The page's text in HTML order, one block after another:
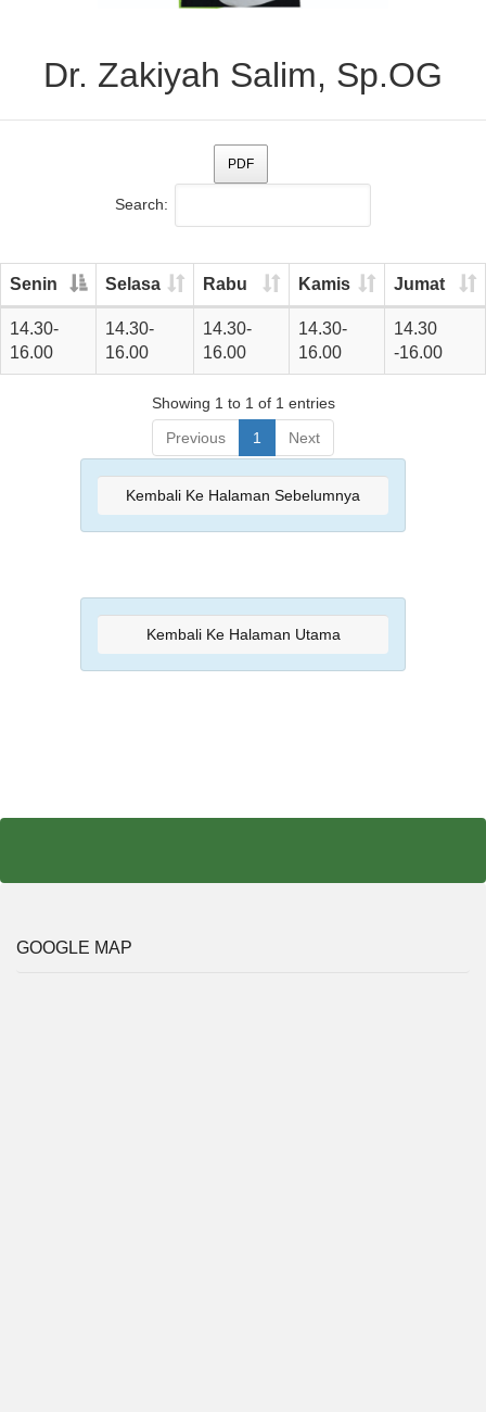
Dr. Zakiyah Salim, Sp.OG
PDF
Search:
Senin Selasa Rabu Kamis Jumat
14.30-
16.00
14.30-
16.00
14.30-
16.00
14.30-
16.00
14.30
-16.00
Showing 1 to 1 of 1 entries
Previous
1 Next
Kembali Ke Halaman Sebelumnya
Kembali Ke Halaman Utama
GOOGLE MAP